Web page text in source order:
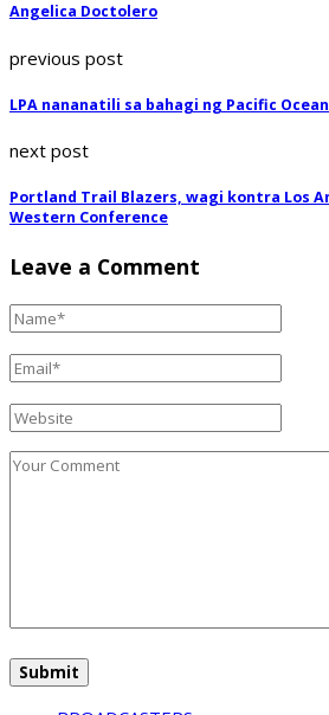
Angelica Doctolero
previous post
LPA nananatili sa bahagi ng Pacific Ocean
next post
Portland Trail Blazers, wagi kontra Los
Western Conference
Leave a Comment